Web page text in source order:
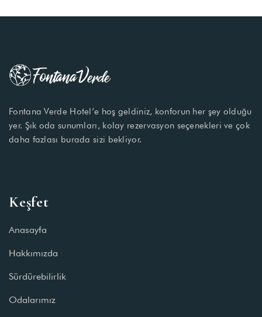
Fontana Verde Hotel’e hoş geldiniz, konforun her şey olduğu
yer. Şık oda sunumları, kolay rezervasyon seçenekleri ve çok
daha fazlası burada sizi bekliyor.
Keşfet
Anasayfa
Hakkımızda
Sürdürebilirlik
Odalarımız